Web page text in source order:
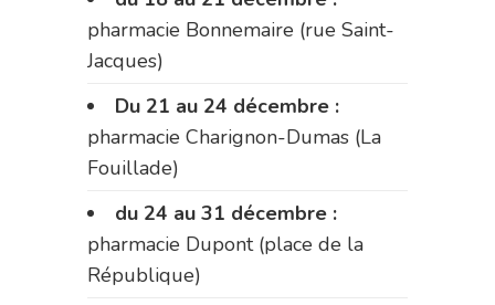
pharmacie Bonnemaire (rue Saint-
Jacques)
Du 21 au 24 décembre :
pharmacie Charignon-Dumas (La
Fouillade)
du 24 au 31 décembre :
pharmacie Dupont (place de la
République)